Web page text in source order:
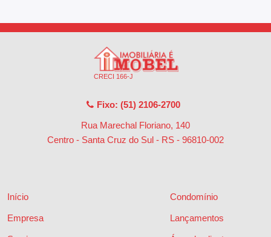
CRECI 166-J
Fixo: (51) 2106-2700
Rua Marechal Floriano, 140
Centro - Santa Cruz do Sul - RS - 96810-002
Início
Empresa
Condomínio
Lançamentos